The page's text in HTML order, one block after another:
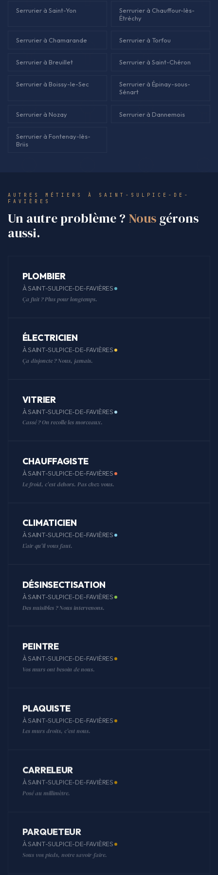
Serrurier à Saint-Yon
Serrurier à Chauffour-lès-
Étréchy
Serrurier à Chamarande Serrurier à Torfou
Serrurier à Breuillet Serrurier à Saint-Chéron
Serrurier à Boissy-le-Sec
Serrurier à Épinay-sous-
Sénart
Serrurier à Nozay Serrurier à Dannemois
Serrurier à Fontenay-lès-
Briis
AUTRES MÉTIERS À SAINT-SULPICE-DE-
FAVIÈRES
Un autre problème ? Nous gérons
aussi.
PLOMBIER
À SAINT-SULPICE-DE-FAVIÈRES
Ça fuit ? Plus pour longtemps.
ÉLECTRICIEN
À SAINT-SULPICE-DE-FAVIÈRES
Ça disjoncte ? Nous, jamais.
VITRIER
À SAINT-SULPICE-DE-FAVIÈRES
Cassé ? On recolle les morceaux.
CHAUFFAGISTE
À SAINT-SULPICE-DE-FAVIÈRES
Le froid, c'est dehors. Pas chez vous.
CLIMATICIEN
À SAINT-SULPICE-DE-FAVIÈRES
L'air qu'il vous faut.
DÉSINSECTISATION
À SAINT-SULPICE-DE-FAVIÈRES
Des nuisibles ? Nous intervenons.
PEINTRE
À SAINT-SULPICE-DE-FAVIÈRES
Vos murs ont besoin de nous.
PLAQUISTE
À SAINT-SULPICE-DE-FAVIÈRES
Les murs droits, c'est nous.
CARRELEUR
À SAINT-SULPICE-DE-FAVIÈRES
Posé au millimètre.
PARQUETEUR
À SAINT-SULPICE-DE-FAVIÈRES
Sous vos pieds, notre savoir-faire.